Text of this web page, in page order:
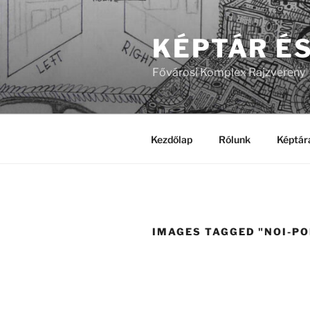
Tartalomhoz
KÉPTÁR
Fővárosi Komplex Rajzvereny
Kezdőlap Rólunk
IMAGES TAGGED "NOI-